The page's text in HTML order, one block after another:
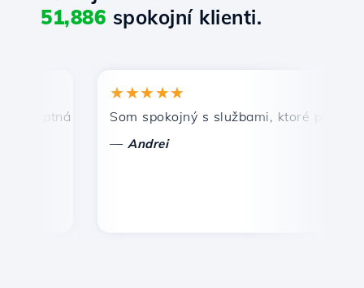
51,886 spokojní klienti.
a efektívna technická podpora.
★★★★★
Som spokojný s službami, ktoré ponúka
Andrei